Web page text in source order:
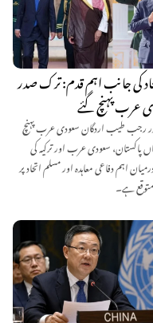
کی جانب اہم قدم: ترک صدر
عرب پہنچ گئے
رجب طیب اردگان سعودی عرب پہنچ
پاکستان، سعودی عرب اور ترکیہ کی
اہم دفاعی معاہدہ اور مسلم اتحاد پر
ہے۔